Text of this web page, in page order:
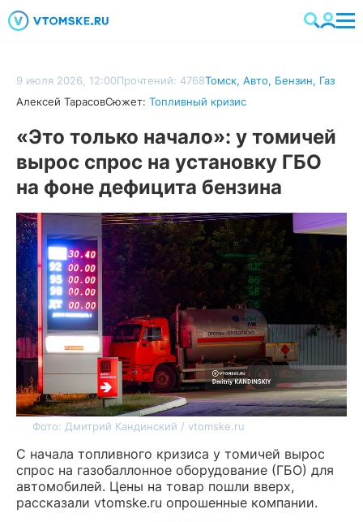
9 июля 2026, 12:00Прочтений: 4768Томск, Авто, Бензин, Газ
Алексей ТарасовСюжет: Топливный кризис
«Это только начало»: у томичей
вырос спрос на установку ГБО
на фоне дефицита бензина
Фото: Дмитрий Кандинский / vtomske.ru
С начала топливного кризиса у томичей вырос
спрос на газобаллонное оборудование (ГБО) для
автомобилей. Цены на товар пошли вверх,
рассказали vtomske.ru опрошенные компании.